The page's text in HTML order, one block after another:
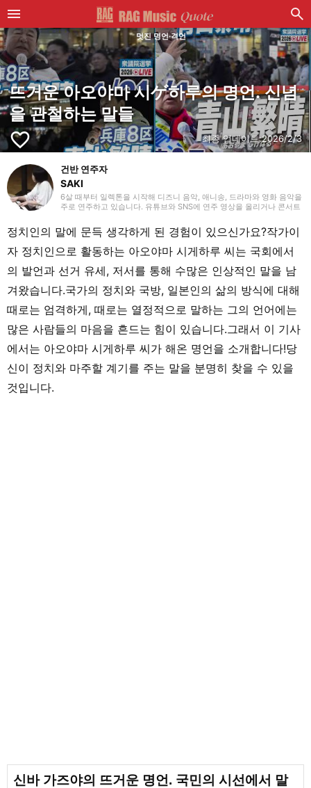
멋진 명언·격언
뜨거운 아오야마 시ゲ하루의 명언. 신념
을 관철하는 말들
favorite_border 최종 업데이트:2026/2/3
건반 연주자
SAKI
6살 때부터 일렉톤을 시작해 디즈니 음악, 애니송, 드라마와 영화 음악을
주로 연주하고 있습니다. 유튜브와 SNS에 연주 영상을 올리거나 콘서트
아노도 시작했고, 학교 주최 행사에도 출연했습니다. 라이터로서는 음악
관련 기사뿐만 아니라 다양한 장르의 글을 다뤄왔기 때문에, 그동안의 경
험을 바탕으로 ‘해보고 싶다!’, ‘들어보고 싶다!’라고 느낄 수 있는 글을 전
해드리고 싶습니다!
정치인의 말에 문득 생각하게 된 경험이 있으신가요?작가이
자 정치인으로 활동하는 아오야마 시게하루 씨는 국회에서
의 발언과 선거 유세, 저서를 통해 수많은 인상적인 말을 남
겨왔습니다.국가의 정치와 국방, 일본인의 삶의 방식에 대해
때로는 엄격하게, 때로는 열정적으로 말하는 그의 언어에는
많은 사람들의 마음을 흔드는 힘이 있습니다.그래서 이 기사
에서는 아오야마 시게하루 씨가 해온 명언을 소개합니다!당
신이 정치와 마주할 계기를 주는 말을 분명히 찾을 수 있을
것입니다.
신바 가즈야의 뜨거운 명언. 국민의 시선에서 말